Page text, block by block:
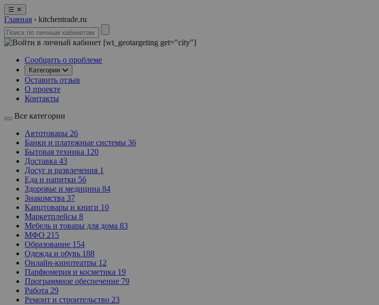
☰ ✕
Главная › kitchentrade.ru
[wt_geotargeting get="city"]
Сообщить о проблеме
Категории
Оставить отзыв
О проекте
Контакты
Все категории
Автотовары 26
Банки и платежные системы 36
Бытовая техника 120
Доставка 43
Досуг и развлечения 1
Еда и напитки 56
Здоровье и медицина 84
Знакомства 37
Канцтовары и книги 10
Маркетплейсы 8
Мебель и товары для дома 83
МФО 215
Образование 154
Одежда и обувь 188
Онлайн-кинотеатры 12
Парфюмерия и косметика 19
Программное обеспечение 79
Работа 29
Ремонт и строительство 23